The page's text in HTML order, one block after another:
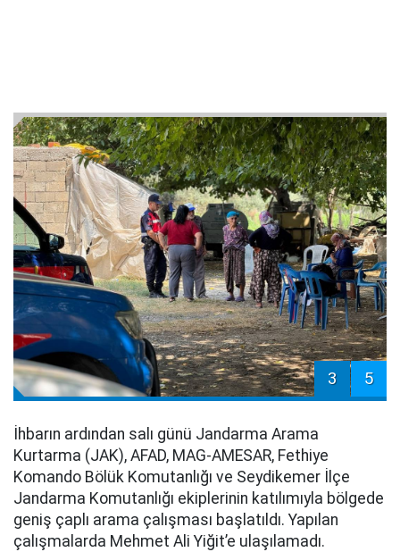
3 5
İhbarın ardından salı günü Jandarma Arama
Kurtarma (JAK), AFAD, MAG-AMESAR, Fethiye
Komando Bölük Komutanlığı ve Seydikemer İlçe
Jandarma Komutanlığı ekiplerinin katılımıyla bölgede
geniş çaplı arama çalışması başlatıldı. Yapılan
çalışmalarda Mehmet Ali Yiğit’e ulaşılamadı.